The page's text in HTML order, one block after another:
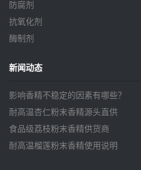
防腐剂
抗氧化剂
酶制剂
新闻动态
影响香精不稳定的因素有哪些？
耐高温杏仁粉末香精源头直供
食品级荔枝粉末香精供货商
耐高温榴莲粉末香精使用说明